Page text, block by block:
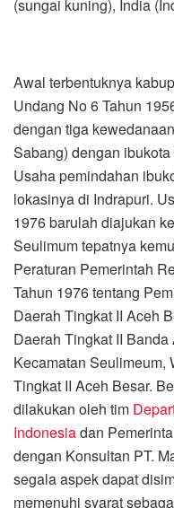
(sungai kuning), India
Awal terbentuknya
Undang No 6 Tahun
dengan tiga
Sabang) dengan
Usaha pemindahan
lokasinya di Indrapuri.
1976 barulah diajukan
Seulimum tepatnya
Peraturan Pemerintah
Tahun 1976 tentang
Daerah Tingkat II Aceh
Daerah Tingkat II
Kecamatan Seulimeum,
Tingkat II Aceh Besar.
dilakukan oleh tim
Indonesiadan
dengan Konsultan PT.
segala aspek dapat
memenuhi syarat